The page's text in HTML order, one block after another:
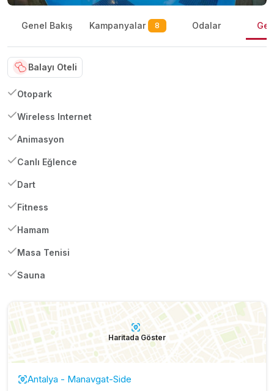
Genel Bakış Kampanyalar 8 Odalar
Balayı Oteli
Otopark
Wireless Internet
Animasyon
Canlı Eğlence
Dart
Fitness
Hamam
Masa Tenisi
Sauna
Haritada Göster
Antalya - Manavgat-Side